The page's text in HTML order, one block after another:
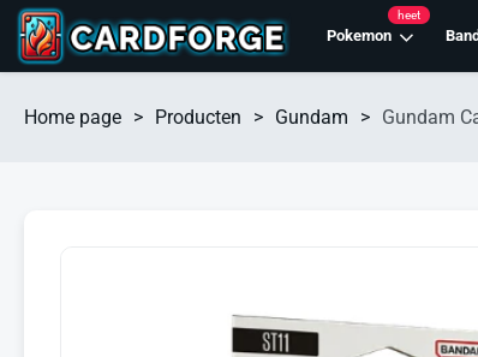
Pokemon
heet
Home page > Producten > Gundam > Gundam